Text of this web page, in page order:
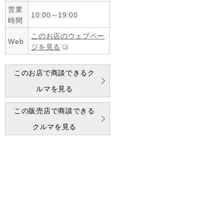
営業
時間
10:00～19:00
Web
このお店のウェブペー
ジを見る
このお店で商談できるク
ルマを見る
この販売店で商談できる
クルマを見る